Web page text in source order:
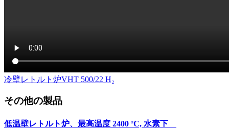
冷壁レトルト炉VHT 500/22 H₂
その他の製品
低温壁レトルト炉、最高温度 2400 °C, 水素下